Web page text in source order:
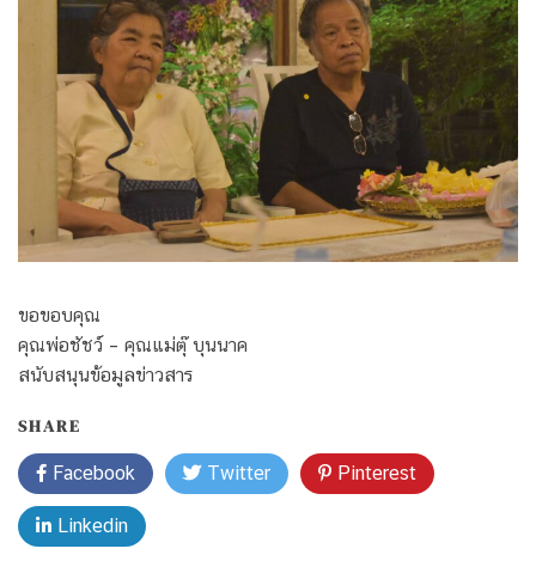
ขอขอบคุณ
คุณพ่อชัชว์ – คุณแม่ตุ๊ บุนนาค
สนับสนุนข้อมูลข่าวสาร
SHARE
Facebook Twitter Pinterest
Linkedin